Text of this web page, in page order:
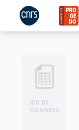
JEU DE
DONNÉES